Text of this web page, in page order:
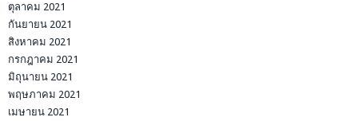
ตุลาคม 2021
กันยายน 2021
สิงหาคม 2021
กรกฎาคม 2021
มิถุนายน 2021
พฤษภาคม 2021
เมษายน 2021